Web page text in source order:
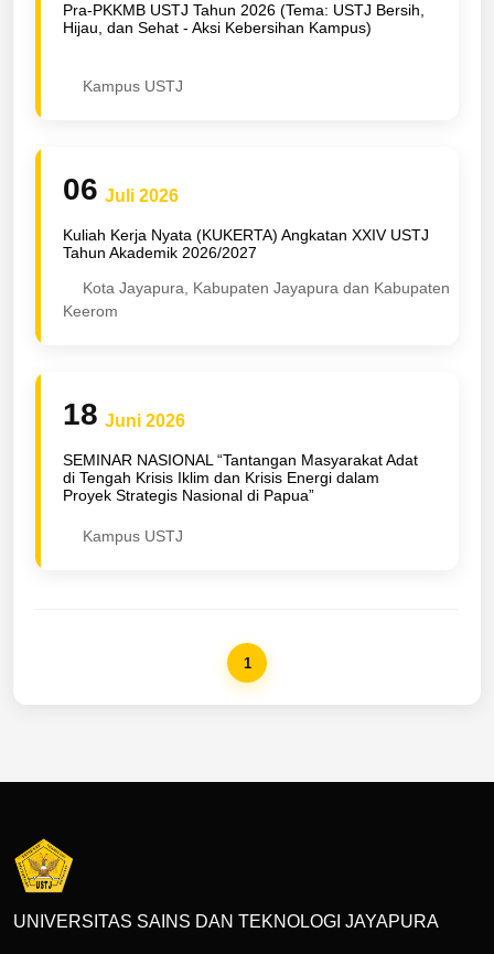
Pra-PKKMB USTJ Tahun 2026 (Tema: USTJ Bersih,
Hijau, dan Sehat - Aksi Kebersihan Kampus)
Kampus USTJ
06 Juli 2026
Kuliah Kerja Nyata (KUKERTA) Angkatan XXIV USTJ
Tahun Akademik 2026/2027
Kota Jayapura, Kabupaten Jayapura dan Kabupaten
Keerom
18 Juni 2026
SEMINAR NASIONAL “Tantangan Masyarakat Adat
di Tengah Krisis Iklim dan Krisis Energi dalam
Proyek Strategis Nasional di Papua”
Kampus USTJ
1
UNIVERSITAS SAINS DAN TEKNOLOGI JAYAPURA